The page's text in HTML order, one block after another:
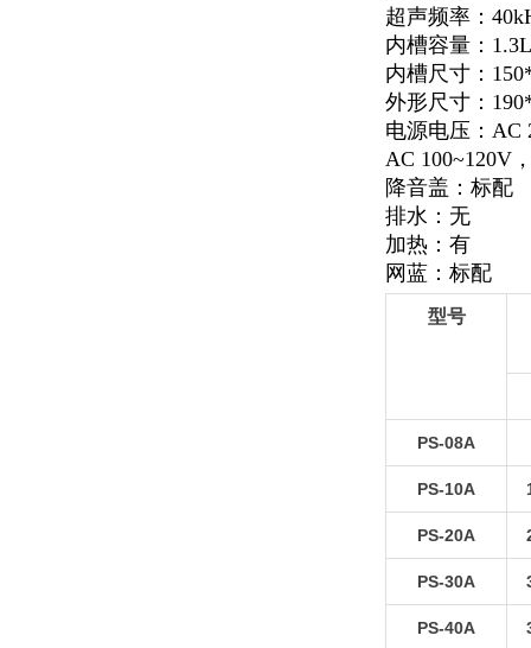
超声频率：
内槽容量：1.3L
内槽尺寸：
外形尺寸：
电源电压：AC
AC 100~120V
降音盖：标配
排水：无
加热：有
网蓝：标配
型号
PS-08A
PS-10A
PS-20A
PS-30A
PS-40A